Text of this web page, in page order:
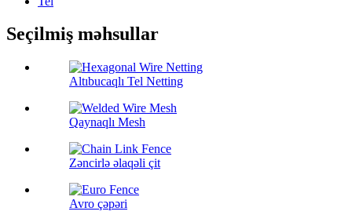
Seçilmiş məhsullar
Altıbucaqlı Tel Netting
Qaynaqlı Mesh
Zəncirlə əlaqəli çit
Avro çəpəri